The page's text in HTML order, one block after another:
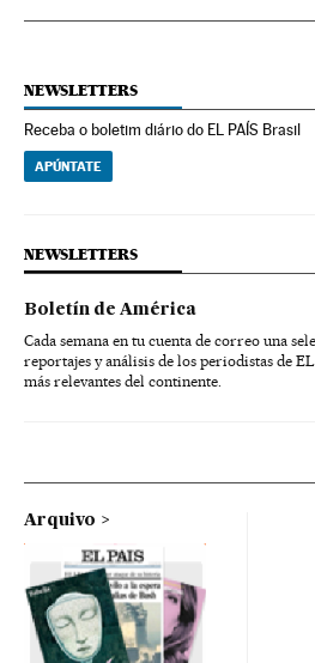
NEWSLETTERS
Receba o boletim diário do EL PAÍS Brasil
APÚNTATE
NEWSLETTERS
Boletín de América
Cada semana en tu cuenta de correo una
reportajes y análisis de los periodistas de
más relevantes del continente.
Arquivo